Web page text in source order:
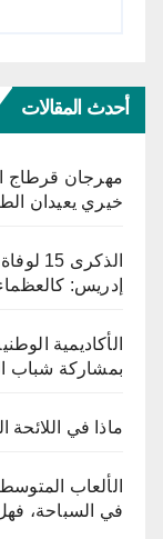
أحدث المقالات
خيري يعيدان
إدريس:
الأكاديمية
بمشاركة شباب
ماذا في اللائحة
في السباحة،